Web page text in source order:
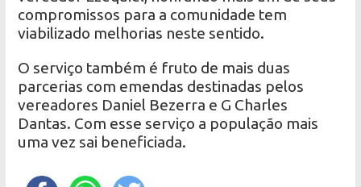
compromissos para a comunidade tem
viabilizado melhorias neste sentido.
O serviço também é fruto de mais duas
parcerias com emendas destinadas pelos
vereadores Daniel Bezerra e G Charles
Dantas. Com esse serviço a população mais
uma vez sai beneficiada.